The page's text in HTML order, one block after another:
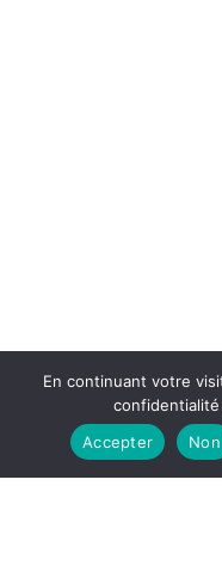
En continuant votre
confidentialité
Accepter
Non